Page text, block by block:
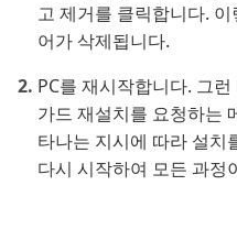
고 제거를 클릭합니다.
어가 삭제됩니다.
PC를 재시작합니다. 그
가드 재설치를 요청하는
타나는 지시에 따라 설치
다시 시작하여 모든 과정